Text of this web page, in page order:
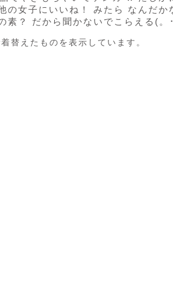
の女子にいいね！ みたら なんだ
素？ だから聞かないでこらえる(。
替えたものを表示しています。